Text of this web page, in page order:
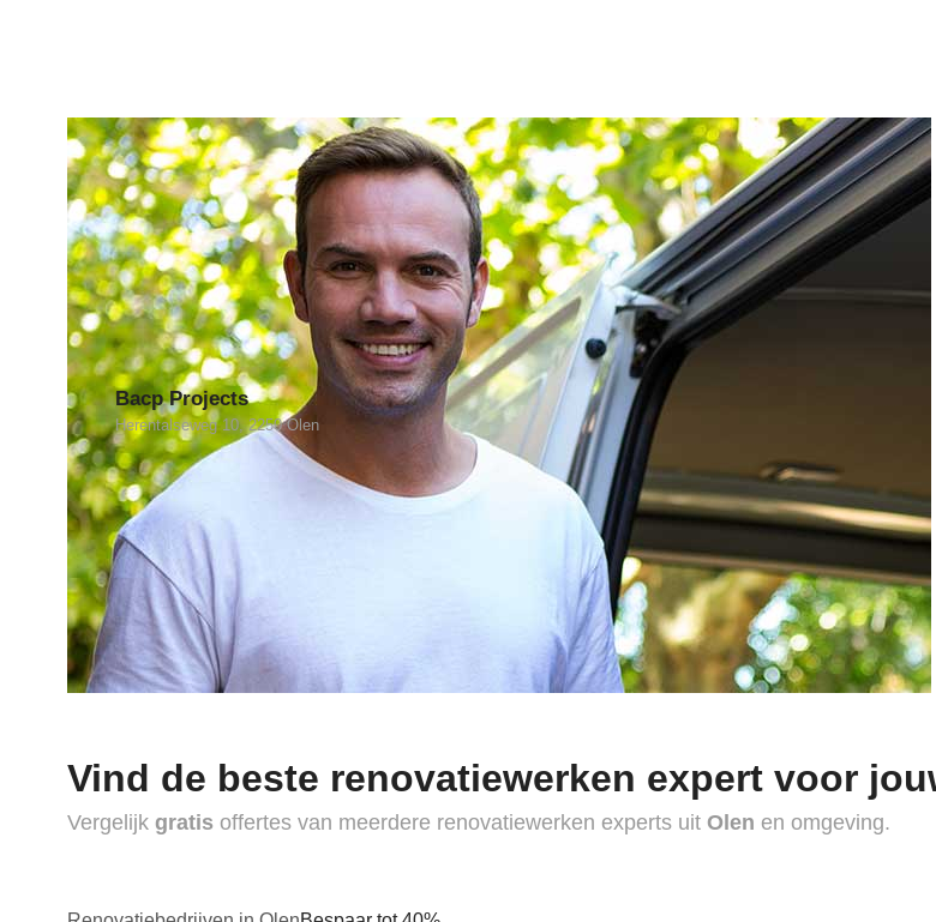
Bacp Projects
Herentalseweg 10, 2250 Olen
Vind de beste renovatiewerken expert voor
Vergelijk gratis offertes van meerdere renovatiewerken experts uit Olen en omgeving.